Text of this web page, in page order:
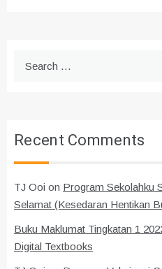
Recent Comments
TJ Ooi on Program Sekolahku
Selamat (Kesedaran Hentikan
Buku Maklumat Tingkatan 1
Digital Textbooks